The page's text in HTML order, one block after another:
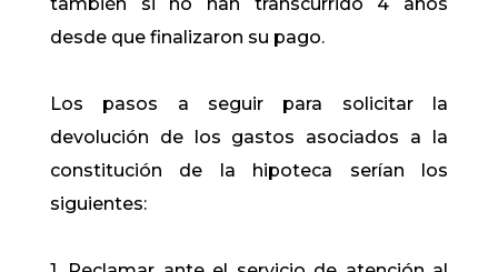
desde que finalizaron su pago.
Los pasos a seguir para solicitar la
devolución de los gastos asociados a la
constitución de la hipoteca serían los
siguientes: